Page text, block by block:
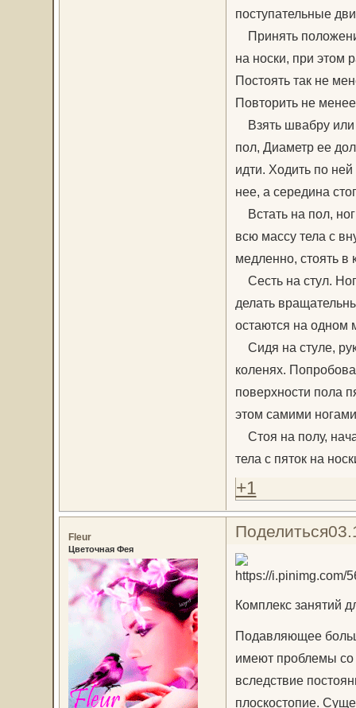
поступательные
Принять
на носки, при этом
Постоять так не
Повторить не
Взять швабру или
пол, Диаметр ее
идти. Ходить по
нее, а середина
Встать на пол,
всю массу тела с
медленно, стоять
Сесть на стул.
делать
остаются на одном
Сидя на стуле,
коленях.
поверхности пола
этом самими
Стоя на полу,
тела с пяток на
+1
Поделиться
Fleur
Цветочная Фея
Комплекс занятий
Подавляющее
имеют проблемы со
вследствие
плоскостопие.